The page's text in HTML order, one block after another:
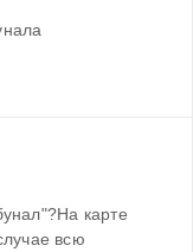
карте
всю